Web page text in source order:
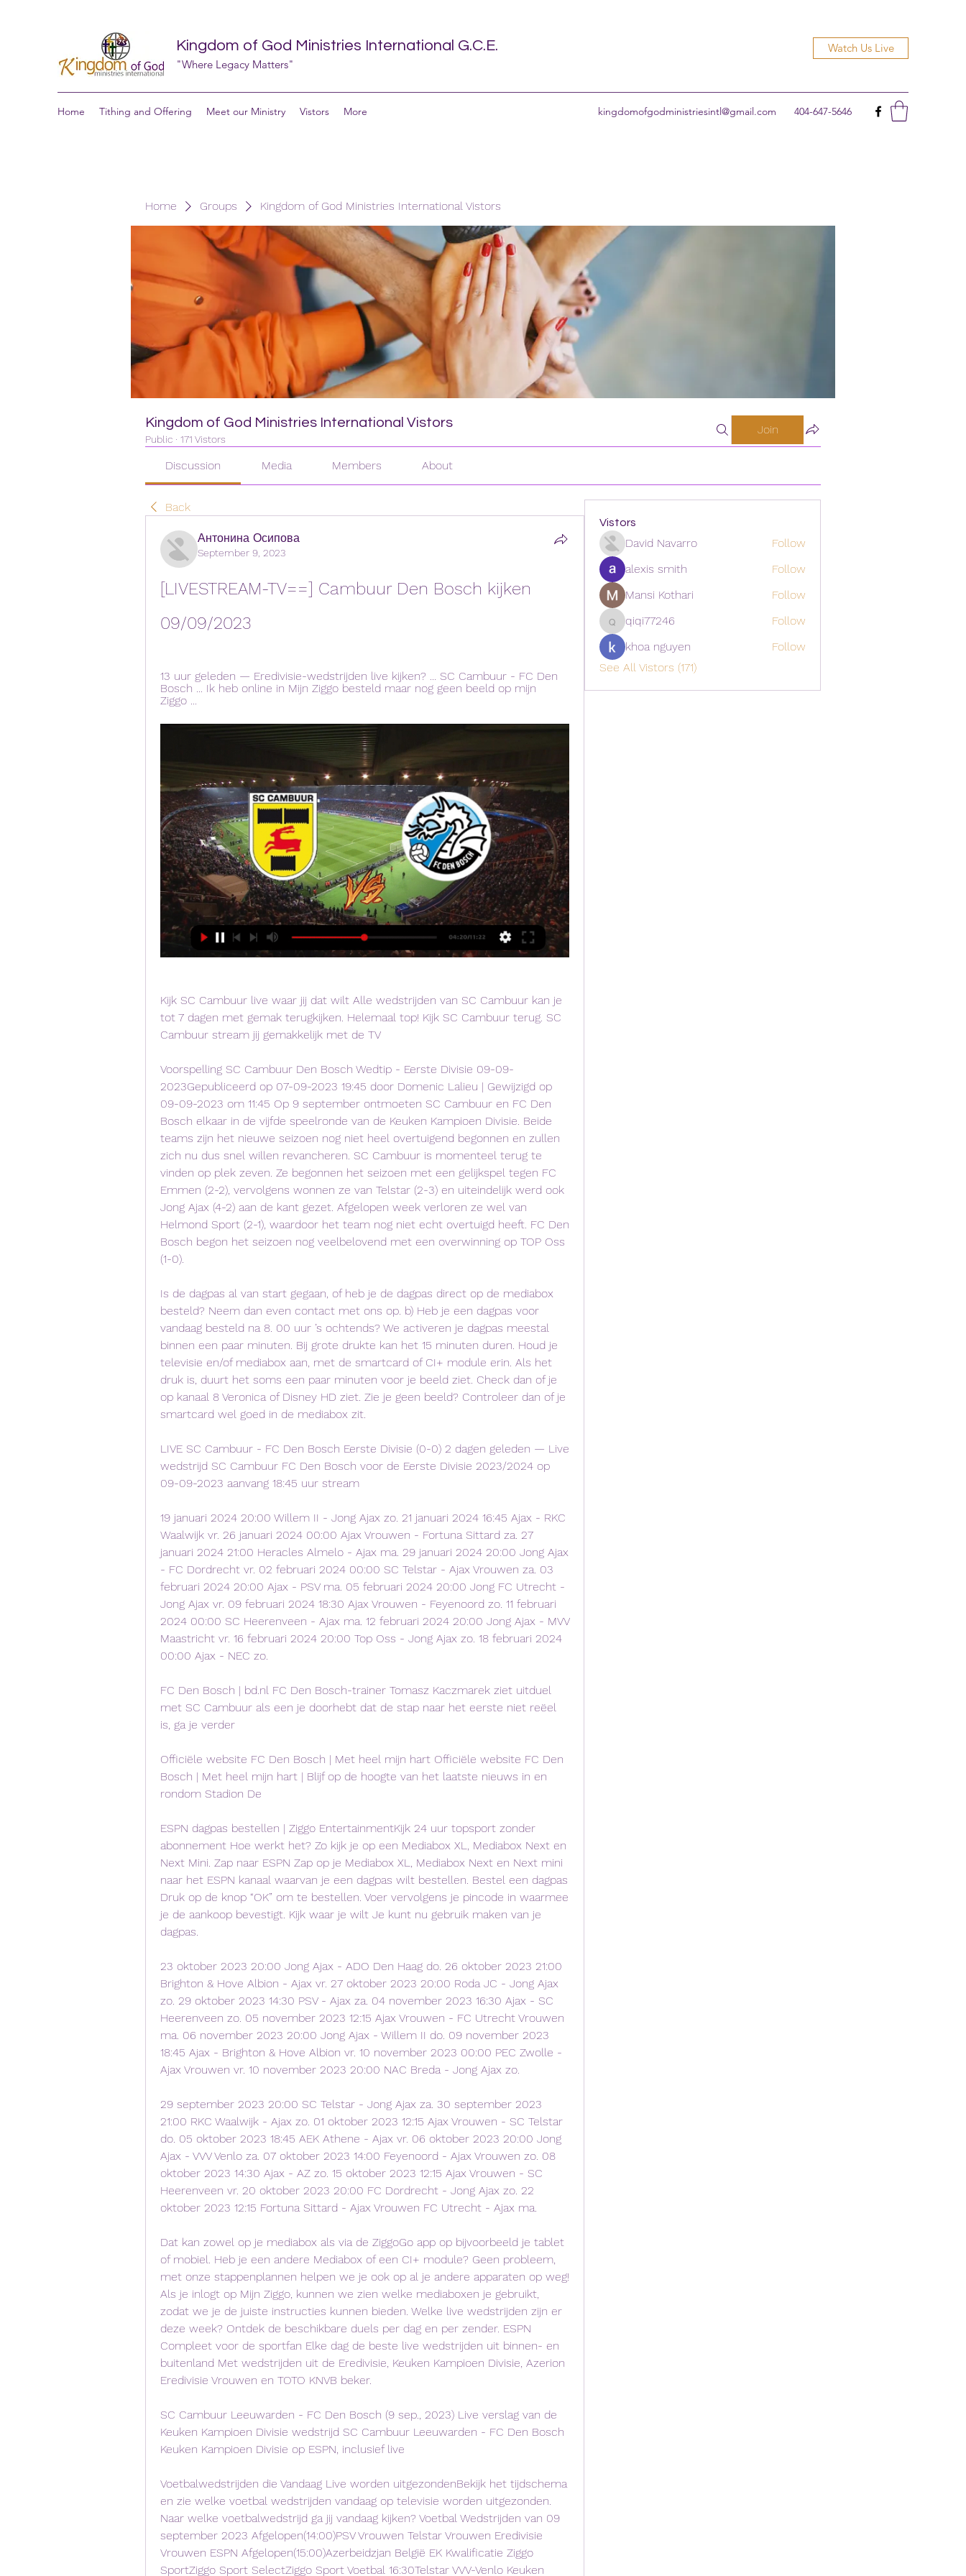
Kingdom of God Ministries International G.C.E.
"Where Legacy Matters"
Watch Us Live
Home Tithing and Offering Meet our Ministry Vistors More kingdomofgodministriesintl@gmail.com 404-647-5646
Home Groups Kingdom of God Ministries International Vistors
Kingdom of God Ministries International Vistors
Public · 171 Vistors
Join
Discussion Media Members About
Back
Антонина Осипова
September 9, 2023
[LIVESTREAM-TV==] Cambuur Den Bosch kijken
09/09/2023
13 uur geleden — Eredivisie-wedstrijden live kijken? ... SC Cambuur - FC Den
Bosch ... Ik heb online in Mijn Ziggo besteld maar nog geen beeld op mijn
Ziggo ...
Kijk SC Cambuur live waar jij dat wilt Alle wedstrijden van SC Cambuur kan je
tot 7 dagen met gemak terugkijken. Helemaal top! Kijk SC Cambuur terug. SC
Cambuur stream jij gemakkelijk met de TV
Voorspelling SC Cambuur Den Bosch Wedtip - Eerste Divisie 09-09-
2023Gepubliceerd op 07-09-2023 19:45 door Domenic Lalieu | Gewijzigd op
09-09-2023 om 11:45 Op 9 september ontmoeten SC Cambuur en FC Den
Bosch elkaar in de vijfde speelronde van de Keuken Kampioen Divisie. Beide
teams zijn het nieuwe seizoen nog niet heel overtuigend begonnen en zullen
zich nu dus snel willen revancheren. SC Cambuur is momenteel terug te
vinden op plek zeven. Ze begonnen het seizoen met een gelijkspel tegen FC
Emmen (2-2), vervolgens wonnen ze van Telstar (2-3) en uiteindelijk werd ook
Jong Ajax (4-2) aan de kant gezet. Afgelopen week verloren ze wel van
Helmond Sport (2-1), waardoor het team nog niet echt overtuigd heeft. FC Den
Bosch begon het seizoen nog veelbelovend met een overwinning op TOP Oss
(1-0).
Is de dagpas al van start gegaan, of heb je de dagpas direct op de mediabox
besteld? Neem dan even contact met ons op. b) Heb je een dagpas voor
vandaag besteld na 8. 00 uur ’s ochtends? We activeren je dagpas meestal
binnen een paar minuten. Bij grote drukte kan het 15 minuten duren. Houd je
televisie en/of mediabox aan, met de smartcard of CI+ module erin. Als het
druk is, duurt het soms een paar minuten voor je beeld ziet. Check dan of je
op kanaal 8 Veronica of Disney HD ziet. Zie je geen beeld? Controleer dan of je
smartcard wel goed in de mediabox zit.
LIVE SC Cambuur - FC Den Bosch Eerste Divisie (0-0) 2 dagen geleden — Live
wedstrijd SC Cambuur FC Den Bosch voor de Eerste Divisie 2023/2024 op
09-09-2023 aanvang 18:45 uur stream
19 januari 2024 20:00 Willem II - Jong Ajax zo. 21 januari 2024 16:45 Ajax - RKC
Waalwijk vr. 26 januari 2024 00:00 Ajax Vrouwen - Fortuna Sittard za. 27
januari 2024 21:00 Heracles Almelo - Ajax ma. 29 januari 2024 20:00 Jong Ajax
- FC Dordrecht vr. 02 februari 2024 00:00 SC Telstar - Ajax Vrouwen za. 03
februari 2024 20:00 Ajax - PSV ma. 05 februari 2024 20:00 Jong FC Utrecht -
Jong Ajax vr. 09 februari 2024 18:30 Ajax Vrouwen - Feyenoord zo. 11 februari
2024 00:00 SC Heerenveen - Ajax ma. 12 februari 2024 20:00 Jong Ajax - MVV
Maastricht vr. 16 februari 2024 20:00 Top Oss - Jong Ajax zo. 18 februari 2024
00:00 Ajax - NEC zo.
FC Den Bosch | bd.nl FC Den Bosch-trainer Tomasz Kaczmarek ziet uitduel
met SC Cambuur als een je doorhebt dat de stap naar het eerste niet reëel
is, ga je verder
Officiële website FC Den Bosch | Met heel mijn hart Officiële website FC Den
Bosch | Met heel mijn hart | Blijf op de hoogte van het laatste nieuws in en
rondom Stadion De
ESPN dagpas bestellen | Ziggo EntertainmentKijk 24 uur topsport zonder
abonnement Hoe werkt het? Zo kijk je op een Mediabox XL, Mediabox Next en
Next Mini. Zap naar ESPN Zap op je Mediabox XL, Mediabox Next en Next mini
naar het ESPN kanaal waarvan je een dagpas wilt bestellen. Bestel een dagpas
Druk op de knop “OK” om te bestellen. Voer vervolgens je pincode in waarmee
je de aankoop bevestigt. Kijk waar je wilt Je kunt nu gebruik maken van je
dagpas.
23 oktober 2023 20:00 Jong Ajax - ADO Den Haag do. 26 oktober 2023 21:00
Brighton & Hove Albion - Ajax vr. 27 oktober 2023 20:00 Roda JC - Jong Ajax
zo. 29 oktober 2023 14:30 PSV - Ajax za. 04 november 2023 16:30 Ajax - SC
Heerenveen zo. 05 november 2023 12:15 Ajax Vrouwen - FC Utrecht Vrouwen
ma. 06 november 2023 20:00 Jong Ajax - Willem II do. 09 november 2023
18:45 Ajax - Brighton & Hove Albion vr. 10 november 2023 00:00 PEC Zwolle -
Ajax Vrouwen vr. 10 november 2023 20:00 NAC Breda - Jong Ajax zo.
29 september 2023 20:00 SC Telstar - Jong Ajax za. 30 september 2023
21:00 RKC Waalwijk - Ajax zo. 01 oktober 2023 12:15 Ajax Vrouwen - SC Telstar
do. 05 oktober 2023 18:45 AEK Athene - Ajax vr. 06 oktober 2023 20:00 Jong
Ajax - VVV Venlo za. 07 oktober 2023 14:00 Feyenoord - Ajax Vrouwen zo. 08
oktober 2023 14:30 Ajax - AZ zo. 15 oktober 2023 12:15 Ajax Vrouwen - SC
Heerenveen vr. 20 oktober 2023 20:00 FC Dordrecht - Jong Ajax zo. 22
oktober 2023 12:15 Fortuna Sittard - Ajax Vrouwen FC Utrecht - Ajax ma.
Dat kan zowel op je mediabox als via de ZiggoGo app op bijvoorbeeld je tablet
of mobiel. Heb je een andere Mediabox of een CI+ module? Geen probleem,
met onze stappenplannen helpen we je ook op al je andere apparaten op weg!
Als je inlogt op Mijn Ziggo, kunnen we zien welke mediaboxen je gebruikt,
zodat we je de juiste instructies kunnen bieden. Welke live wedstrijden zijn er
deze week? Ontdek de beschikbare duels per dag en per zender. ESPN
Compleet voor de sportfan Elke dag de beste live wedstrijden uit binnen- en
buitenland Met wedstrijden uit de Eredivisie, Keuken Kampioen Divisie, Azerion
Eredivisie Vrouwen en TOTO KNVB beker.
SC Cambuur Leeuwarden - FC Den Bosch (9 sep., 2023) Live verslag van de
Keuken Kampioen Divisie wedstrijd SC Cambuur Leeuwarden - FC Den Bosch
Keuken Kampioen Divisie op ESPN, inclusief live
Voetbalwedstrijden die Vandaag Live worden uitgezondenBekijk het tijdschema
en zie welke voetbal wedstrijden vandaag op televisie worden uitgezonden.
Naar welke voetbalwedstrijd ga jij vandaag kijken? Voetbal Wedstrijden van 09
september 2023 Afgelopen(14:00)PSV Vrouwen Telstar Vrouwen Eredivisie
Vrouwen ESPN Afgelopen(15:00)Azerbeidzjan België EK Kwalificatie Ziggo
SportZiggo Sport SelectZiggo Sport Voetbal 16:30Telstar VVV-Venlo Keuken
Vistors
David Navarro
Follow
alexis smith
Follow
Mansi Kothari
Follow
qiqi77246
qiqi77246
Follow
khoa nguyen
Follow
See All Vistors (171)